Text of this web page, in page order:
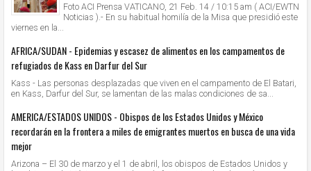
Foto ACI Prensa VATICANO, 21 Feb. 14 / 10:15 am ( ACI/EWTN
Noticias ).- En su habitual homilía de la Misa que presidió este
viernes en la...
AFRICA/SUDAN - Epidemias y escasez de alimentos en los campamentos de
refugiados de Kass en Darfur del Sur
Kass - Las personas desplazadas que viven en el campamento de El Batari,
en Kass, Darfur del Sur, se lamentan de las malas condiciones de sa...
AMERICA/ESTADOS UNIDOS - Obispos de los Estados Unidos y México
recordarán en la frontera a miles de emigrantes muertos en busca de una vida
mejor
Arizona – El 30 de marzo y el 1 de abril, los obispos de Estados Unidos y